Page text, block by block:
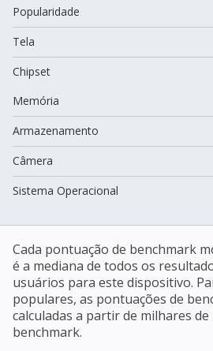
Popularidade
Tela
Chipset
Memória
Armazenamento
Câmera
Sistema Operacional
Cada pontuação de benchmark
é a mediana de todos os
usuários para este dispositivo.
populares, as pontuações de
calculadas a partir de milhares
benchmark.